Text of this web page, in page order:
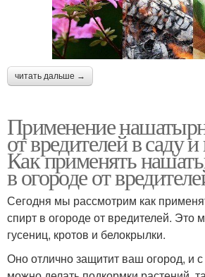
читать дальше →
Применение
от вредителей в саду
Как применять
в огороде от
Сегодня мы рассмотрим как
спирт в огороде от вредителей. Это
гусениц, кротов и белокрылки.
Оно отлично защитит ваш огород, и